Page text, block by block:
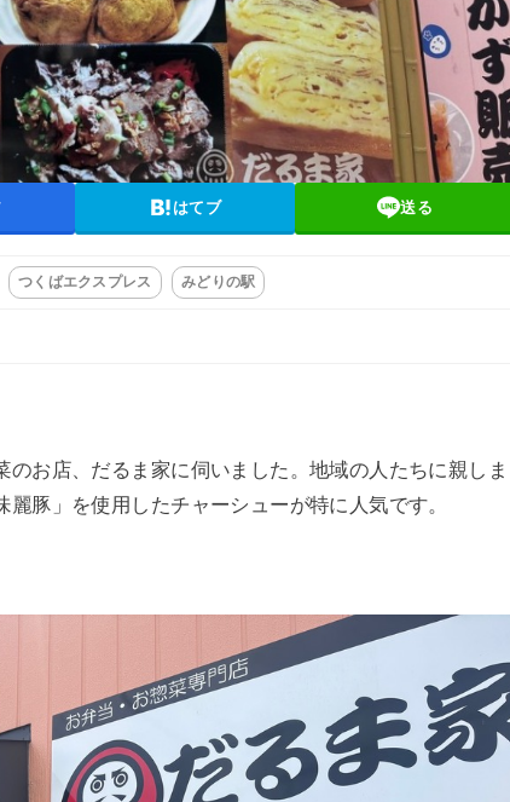
はてブ 送る
つくばエクスプレス みどりの駅
お店、だるま家に伺いました。地域の人たちに親しま
豚」を使用したチャーシューが特に人気です。